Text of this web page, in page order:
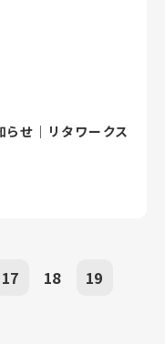
せ｜リタワークス
17 18 19